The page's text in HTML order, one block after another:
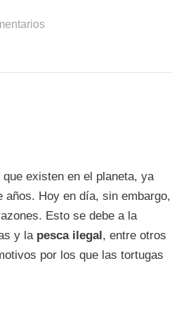
extinción
existen en el planeta, ya
años. Hoy en día, sin embargo,
Esto se debe a la
y la pesca ilegal, entre otros
por los que las tortugas